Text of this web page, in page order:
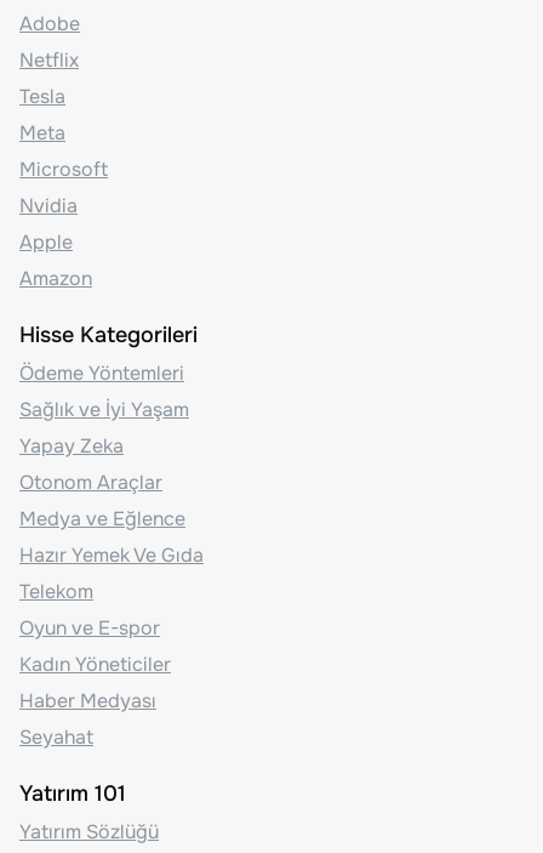
Adobe
Netflix
Tesla
Meta
Microsoft
Nvidia
Apple
Amazon
Hisse Kategorileri
Ödeme Yöntemleri
Sağlık ve İyi Yaşam
Yapay Zeka
Otonom Araçlar
Medya ve Eğlence
Hazır Yemek Ve Gıda
Telekom
Oyun ve E-spor
Kadın Yöneticiler
Haber Medyası
Seyahat
Yatırım 101
Yatırım Sözlüğü